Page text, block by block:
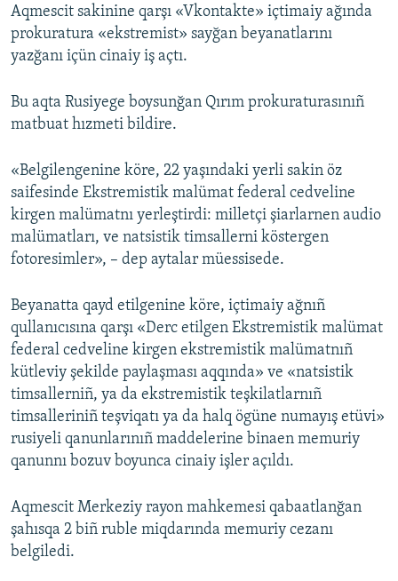
RFE/RS bütün saytları
Aqmescit sakinine qarşı «Vkontakte» içtimaiy ağında
prokuratura «ekstremist» sayğan beyanatlarını
yazğanı içün cinaiy iş açtı.
Bu aqta Rusiyege boysunğan Qırım prokuraturasınıñ
matbuat hızmeti bildire.
«Belgilengenine köre, 22 yaşındaki yerli sakin öz
saifesinde Ekstremistik malümat federal cedveline
kirgen malümatnı yerleştirdi: milletçi şiarlarnen audio
malümatları, ve natsistik timsallerni köstergen
fotoresimler», – dep aytalar müessisede.
Beyanatta qayd etilgenine köre, içtimaiy ağnıñ
qullanıcısına qarşı «Derc etilgen Ekstremistik malümat
federal cedveline kirgen ekstremistik malümatnıñ
kütleviy şekilde paylaşması aqqında» ve «natsistik
timsallerniñ, ya da ekstremistik teşkilatlarnıñ
timsalleriniñ teşviqatı ya da halq ögüne numayış etüvi»
rusiyeli qanunlarınıñ maddelerine binaen memuriy
qanunnı bozuv boyunca cinaiy işler açıldı.
Aqmescit Merkeziy rayon mahkemesi qabaatlanğan
şahısqa 2 biñ ruble miqdarında memuriy cezanı
belgiledi.